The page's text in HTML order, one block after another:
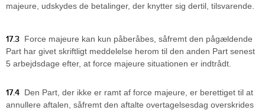
majeure, udskydes de betalinger, der knytter sig dertil, tilsvarende.
17.3 Force majeure kan kun påberåbes, såfremt den pågældende
Part har givet skriftligt meddelelse herom til den anden Part senest
5 arbejdsdage efter, at force majeure situationen er indtrådt.
17.4 Den Part, der ikke er ramt af force majeure, er berettiget til at
annullere aftalen, såfremt den aftalte overtagelsesdag overskrides